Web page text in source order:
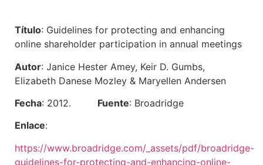
Título: Guidelines for protecting and enhancing
online shareholder participation in annual meetings
Autor: Janice Hester Amey, Keir D. Gumbs,
Elizabeth Danese Mozley & Maryellen Andersen
Fecha: 2012. Fuente: Broadridge
Enlace:
https://www.broadridge.com/_assets/pdf/broadridge-
guidelines-for-protecting-and-enhancing-online-